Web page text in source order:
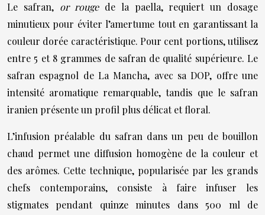
Le safran, or rouge de la paella, requiert un dosage
minutieux pour éviter l’amertume tout en garantissant la
couleur dorée caractéristique. Pour cent portions, utilisez
entre 5 et 8 grammes de safran de qualité supérieure. Le
safran espagnol de La Mancha, avec sa DOP, offre une
intensité aromatique remarquable, tandis que le safran
iranien présente un profil plus délicat et floral.
L’infusion préalable du safran dans un peu de bouillon
chaud permet une diffusion homogène de la couleur et
des arômes. Cette technique, popularisée par les grands
chefs contemporains, consiste à faire infuser les
stigmates pendant quinze minutes dans 500 ml de